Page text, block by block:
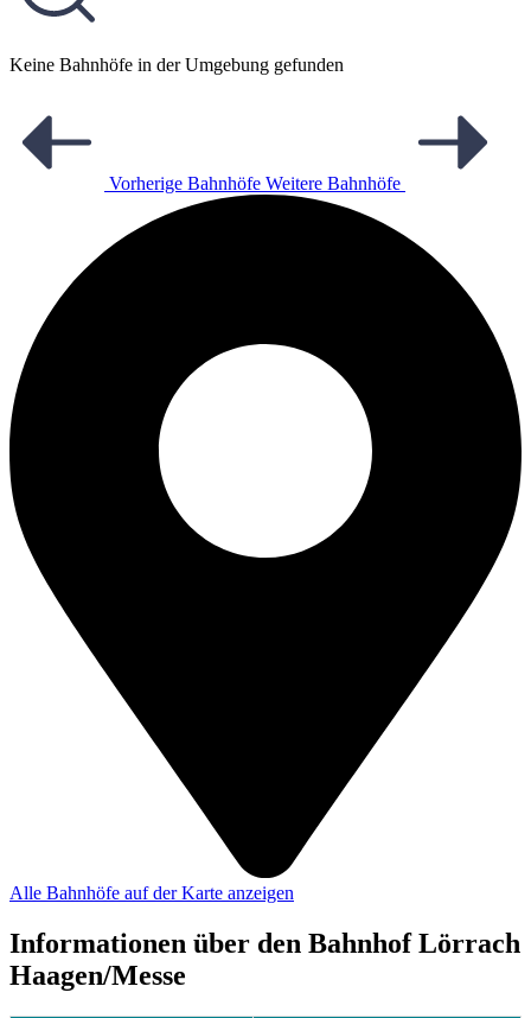
Keine Bahnhöfe in der Umgebung gefunden
Vorherige Bahnhöfe Weitere Bahnhöfe
Alle Bahnhöfe auf der Karte anzeigen
Informationen über den Bahnhof Lörrach
Haagen/Messe